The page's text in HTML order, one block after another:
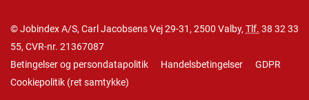
© Jobindex A/S, Carl Jacobsens Vej 29-31, 2500 Valby, Tlf. 38 32 33
55, CVR-nr. 21367087
Betingelser og persondatapolitik
Handelsbetingelser
GDPR
Cookiepolitik (ret samtykke)